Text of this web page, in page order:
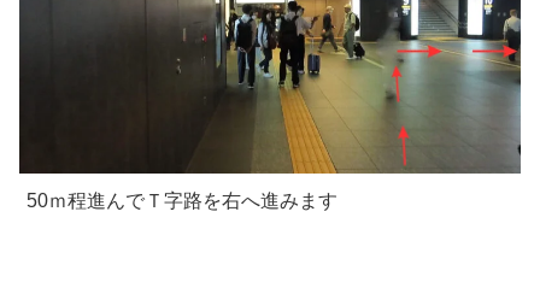
50ｍ程進んでＴ字路を右へ進みます